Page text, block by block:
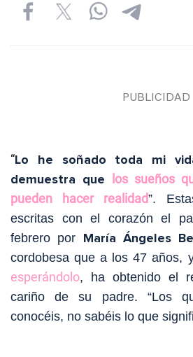
“Lo he soñado toda mi
demuestra que
los sueños
pueden hacer realidad”.
escritas con el corazón el
febrero por María Ángeles
cordobesa que a los 47 años,
esperándolo, ha obtenido el
cariño de su padre. “Los
conocéis, no sabéis lo que